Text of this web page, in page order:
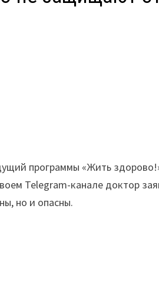
программы «Жить
Telegram-канале доктор
но и опасны.